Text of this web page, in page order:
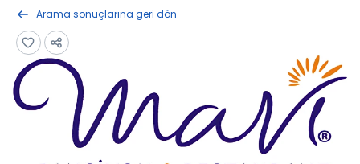
Arama sonuçlarına geri dön